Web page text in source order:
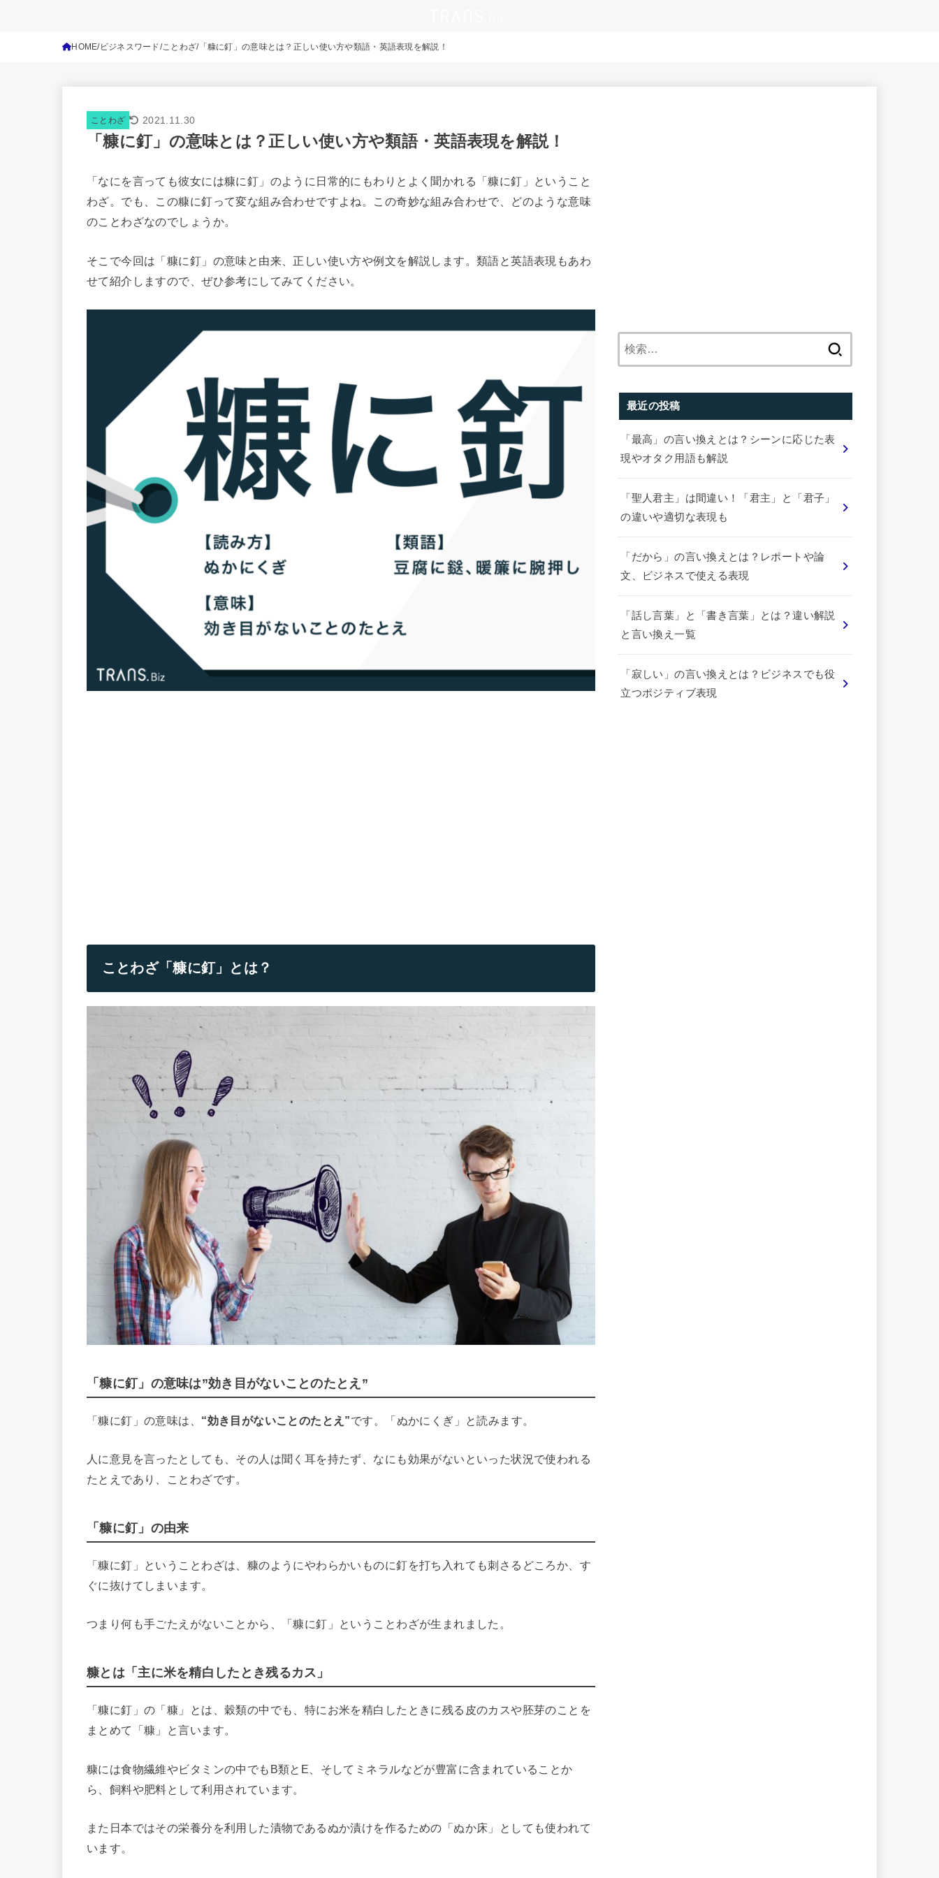
HOME ビジネスワード ことわざ 「糠に釘」の意味とは？正しい使い方や類語・英語表現を解説！
ことわざ 2021.11.30
「糠に釘」の意味とは？正しい使い方や類語・英語表現を解説！
「なにを言っても彼女には糠に釘」のように日常的にもわりとよく聞かれる「糠に釘」ということ
わざ。でも、この糠に釘って変な組み合わせですよね。この奇妙な組み合わせで、どのような意味
のことわざなのでしょうか。
そこで今回は「糠に釘」の意味と由来、正しい使い方や例文を解説します。類語と英語表現もあわ
せて紹介しますので、ぜひ参考にしてみてください。
ことわざ「糠に釘」とは？
「糠に釘」の意味は”効き目がないことのたとえ”
「糠に釘」の意味は、 “効き目がないことのたとえ”です。「ぬかにくぎ」と読みます。
人に意見を言ったとしても、その人は聞く耳を持たず、なにも効果がないといった状況で使われる
たとえであり、ことわざです。
「糠に釘」の由来
「糠に釘」ということわざは、糠のようにやわらかいものに釘を打ち入れても刺さるどころか、す
ぐに抜けてしまいます。
つまり何も手ごたえがないことから、「糠に釘」ということわざが生まれました。
糠とは「主に米を精白したとき残るカス」
「糠に釘」の「糠」とは、穀類の中でも、特にお米を精白したときに残る皮のカスや胚芽のことを
まとめて「糠」と言います。
糠には食物繊維やビタミンの中でもB類とE、そしてミネラルなどが豊富に含まれていることか
ら、飼料や肥料として利用されています。
また日本ではその栄養分を利用した漬物であるぬか漬けを作るための「ぬか床」としても使われて
います。
最近の投稿
「最高」の言い換えとは？シーンに応じた表
現やオタク用語も解説
「聖人君主」は間違い！「君主」と「君子」
の違いや適切な表現も
「だから」の言い換えとは？レポートや論
文、ビジネスで使える表現
「話し言葉」と「書き言葉」とは？違い解説
と言い換え一覧
「寂しい」の言い換えとは？ビジネスでも役
立つポジティブ表現